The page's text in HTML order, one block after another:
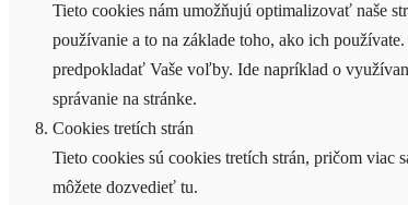
Tieto cookies nám umožňujú optimalizovať naše
používanie a to na základe toho, ako ich
predpokladať Vaše voľby. Ide napríklad o
správanie na stránke.
Cookies tretích strán
Tieto cookies sú cookies tretích strán, pričom viac
môžete dozvedieť tu.